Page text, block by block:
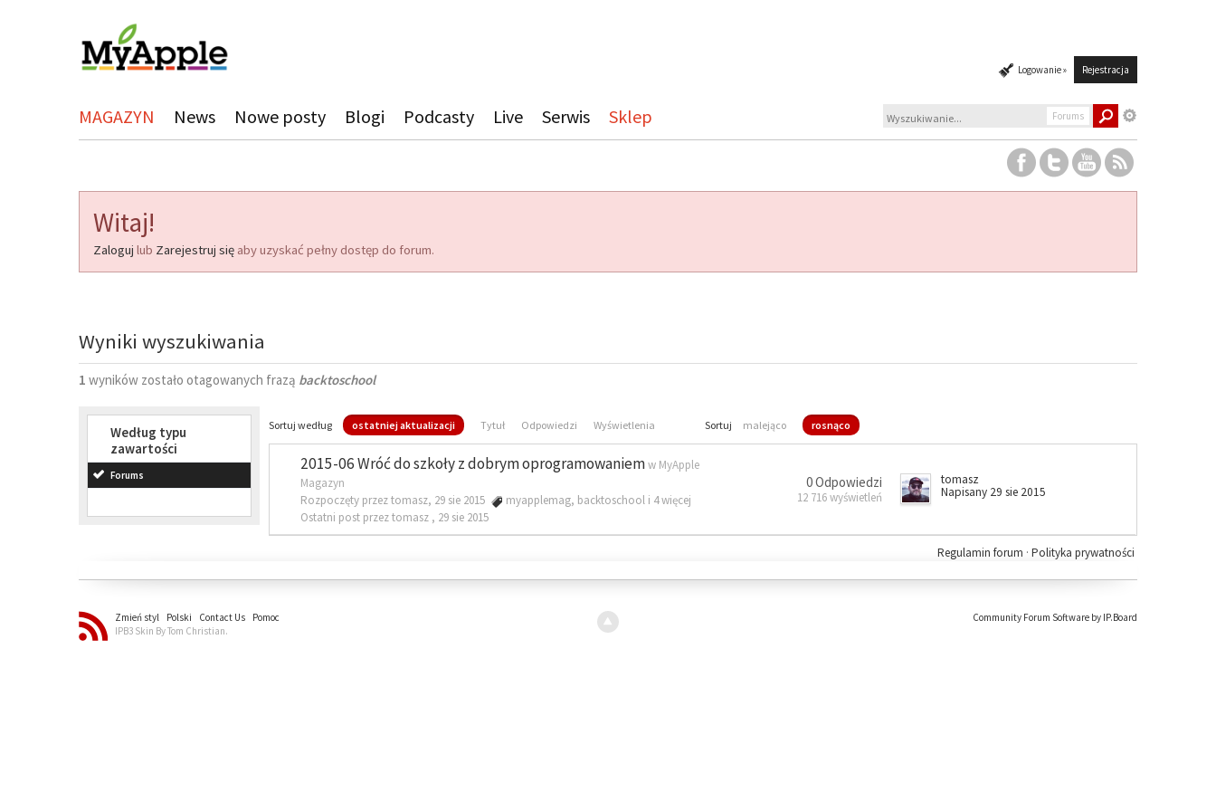
Logowanie » Rejestracja
MAGAZYN News Nowe posty Blogi Podcasty Live Serwis Sklep Forums
Witaj!
Zaloguj lub Zarejestruj się aby uzyskać pełny dostęp do forum.
Wyniki wyszukiwania
1 wyników zostało otagowanych frazą backtoschool
Według typu
zawartości
Forums
Sortuj według ostatniej aktualizacji Tytuł Odpowiedzi Wyświetlenia Sortuj malejąco rosnąco
2015-06 Wróć do szkoły z dobrym oprogramowaniemw MyApple
Magazyn
Rozpoczęty przez tomasz, 29 sie 2015
myapplemag, backtoschool i 4 więcej
Ostatni post przez tomasz , 29 sie 2015
0 Odpowiedzi
12 716 wyświetleń
tomasz
Napisany 29 sie 2015
Polityka prywatności
Regulamin forum ·
Zmień styl Polski Contact Us
Pomoc
IPB3 Skin By Tom Christian.
Community Forum Software by IP.Board